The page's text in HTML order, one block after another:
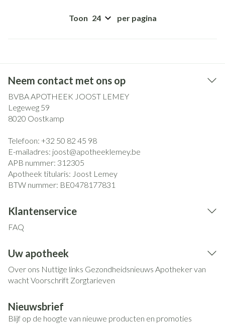
Toon per pagina
Neem contact met ons op
BVBA APOTHEEK JOOST LEMEY
Legeweg 59
8020 Oostkamp
Telefoon: +32 50 82 45 98
E-mailadres: joost@apotheeklemey.be
APB nummer: 312305
Apotheek titularis: Joost Lemey
BTW nummer: BE0478177831
Klantenservice
FAQ
Uw apotheek
Over ons Nuttige links Gezondheidsnieuws Apotheker van
wachtVoorschrift Zorgtarieven
Nieuwsbrief
Blijf op de hoogte van nieuwe producten en promoties